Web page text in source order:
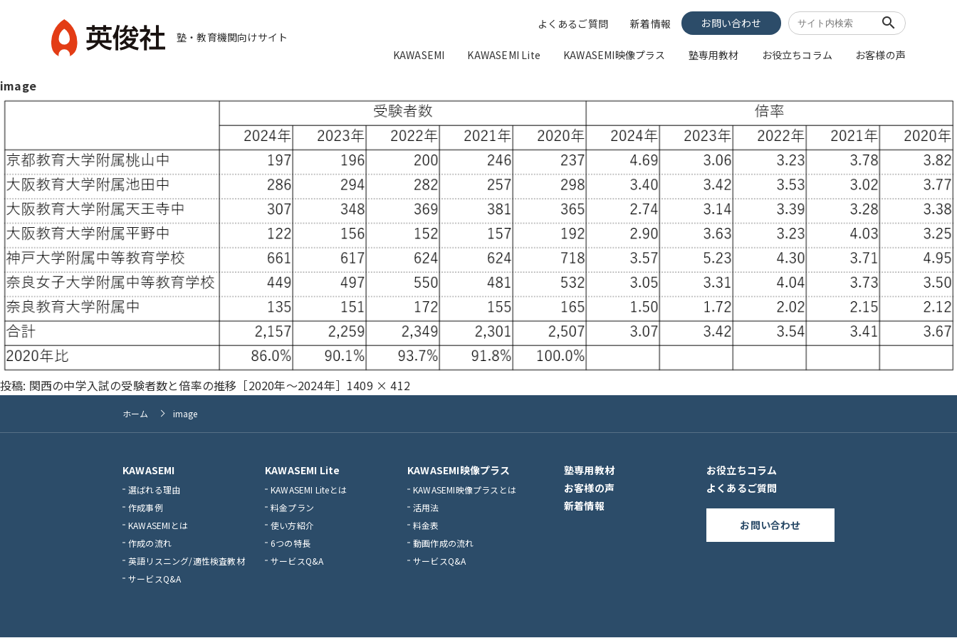
ツ
キ
ッ
プ
塾・教育機関向けサイト
社
KAWASEMI KAWASEMI Lite KAWASEMI映像プラス 塾専用教材 お役立ちコラム お客様の声
よくあるご質問 新着情報 お問い合わせ search
image
投稿: 関西の中学入試の受験者数と倍率の推移［2020年～2024年］ フ
1409 × 412
ホーム image
KAWASEMI
選ばれる理由
作成事例
KAWASEMIとは
作成の流れ
英語リスニング/適性検査教材
サービスQ&A
KAWASEMI Lite
KAWASEMI Liteとは
料金プラン
使い方紹介
6つの特長
サービスQ&A
KAWASEMI映像プラス
KAWASEMI映像プラスとは
活用法
料金表
動画作成の流れ
サービスQ&A
塾専用教材
お役立ちコラム
お客様の声
よくあるご質問
新着情報
お問い合わせ